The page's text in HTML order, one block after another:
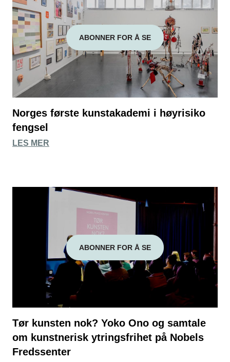
ABONNER FOR Å SE
Norges første kunstakademi i høyrisiko
fengsel
LES MER
ABONNER FOR Å SE
Tør kunsten nok? Yoko Ono og samtale
om kunstnerisk ytringsfrihet på Nobels
Fredssenter